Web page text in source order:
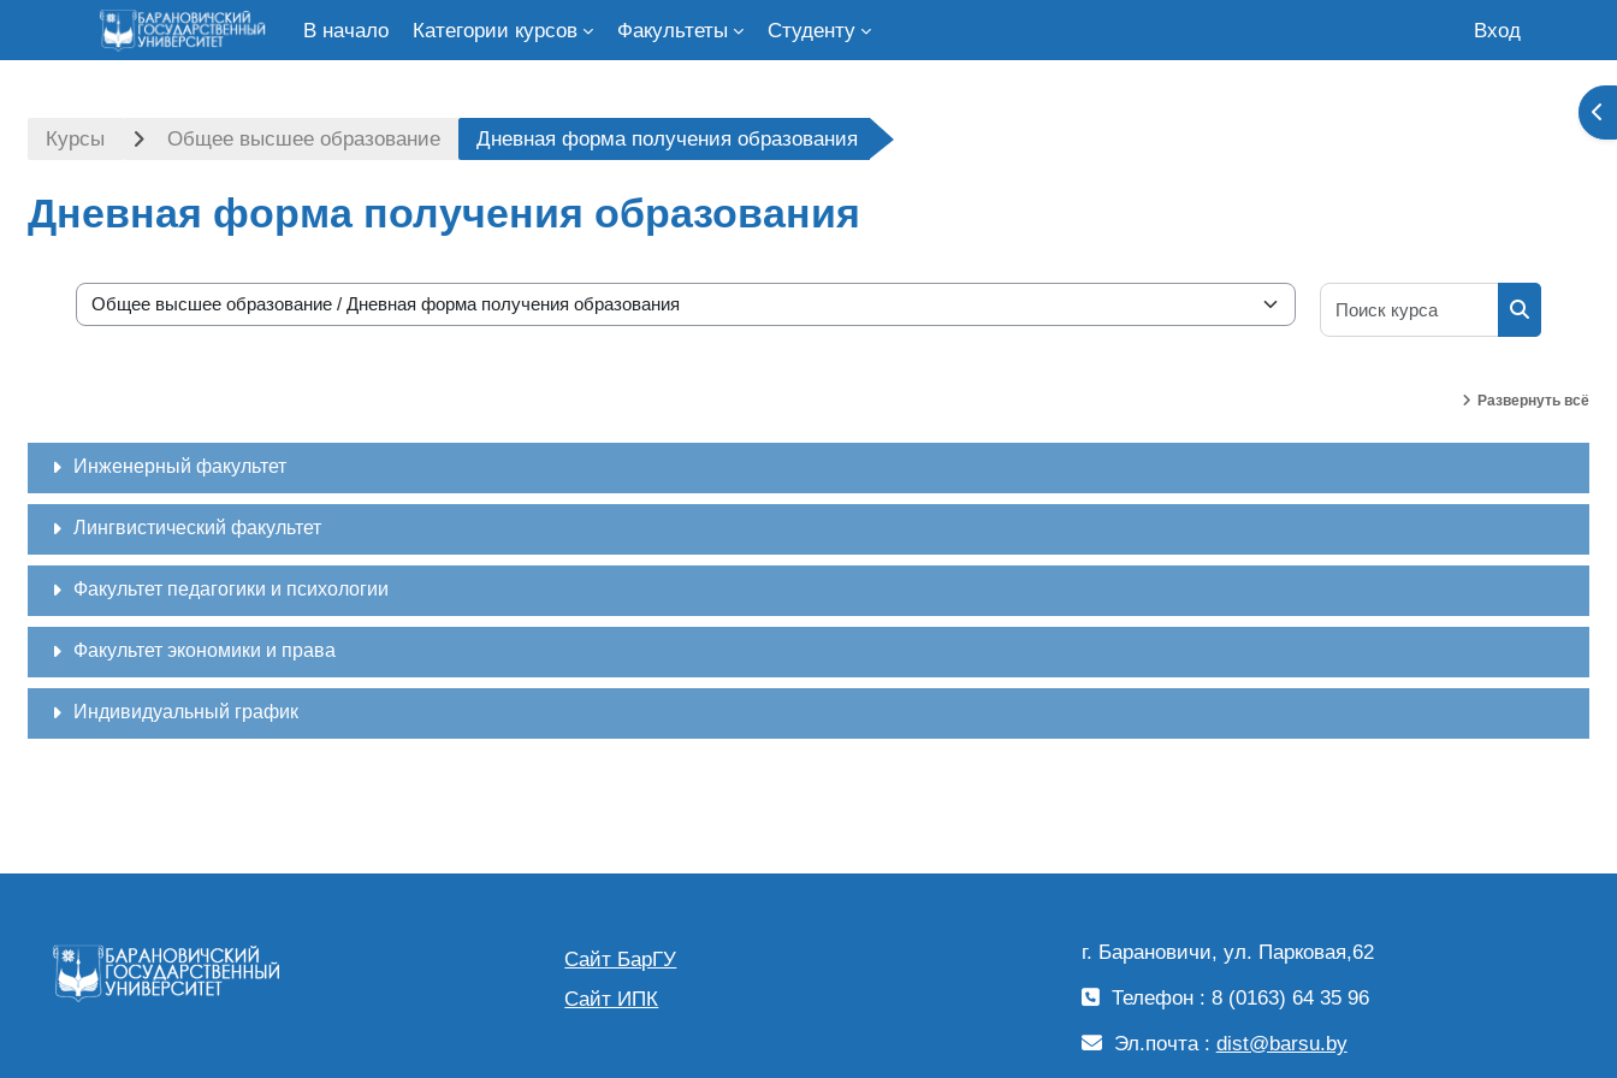
В начало Категории курсов Факультеты Студенту Вход
Курсы Общее высшее образование Дневная форма получения образования
Дневная форма получения образования
Категории курсов
Поиск курса
Развернуть всё
Инженерный факультет
Лингвистический факультет
Факультет педагогики и психологии
Факультет экономики и права
Индивидуальный график
Сайт БарГУ
Сайт ИПК
г. Барановичи, ул. Парковая,62
Телефон : 8 (0163) 64 35 96
Эл.почта : dist@barsu.by